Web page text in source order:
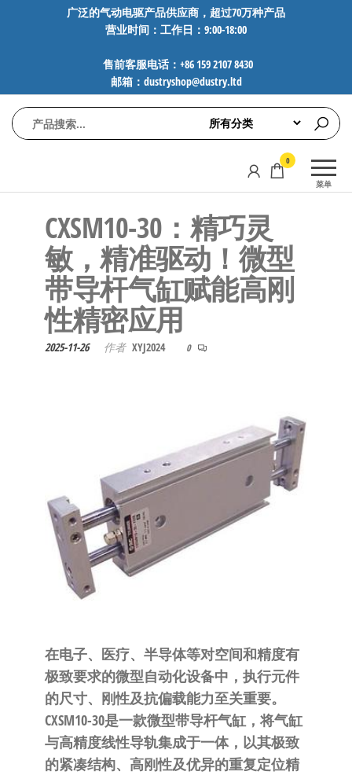
广泛的气动电驱产品供应商，超过70万种产品
营业时间：工作日：9:00-18:00
售前客服电话：+86 159 2107 8430
邮箱：dustryshop@dustry.ltd
动
FESTO、
AVENTICS等
品牌气动
元件，超
过88万种
工业自动
化零部
件，正品
保障，全
菜单
0
CXSM10-30：精巧灵
敏，精准驱动！微型
带导杆气缸赋能高刚
性精密应用
2025-11-26 作者 XYJ2024 0
在电子、医疗、半导体等对空间和精度有
极致要求的微型自动化设备中，执行元件
的尺寸、刚性及抗偏载能力至关重要。
CXSM10-30是一款微型带导杆气缸，将气缸
与高精度线性导轨集成于一体，以其极致
的紧凑结构、高刚性及优异的重复定位精